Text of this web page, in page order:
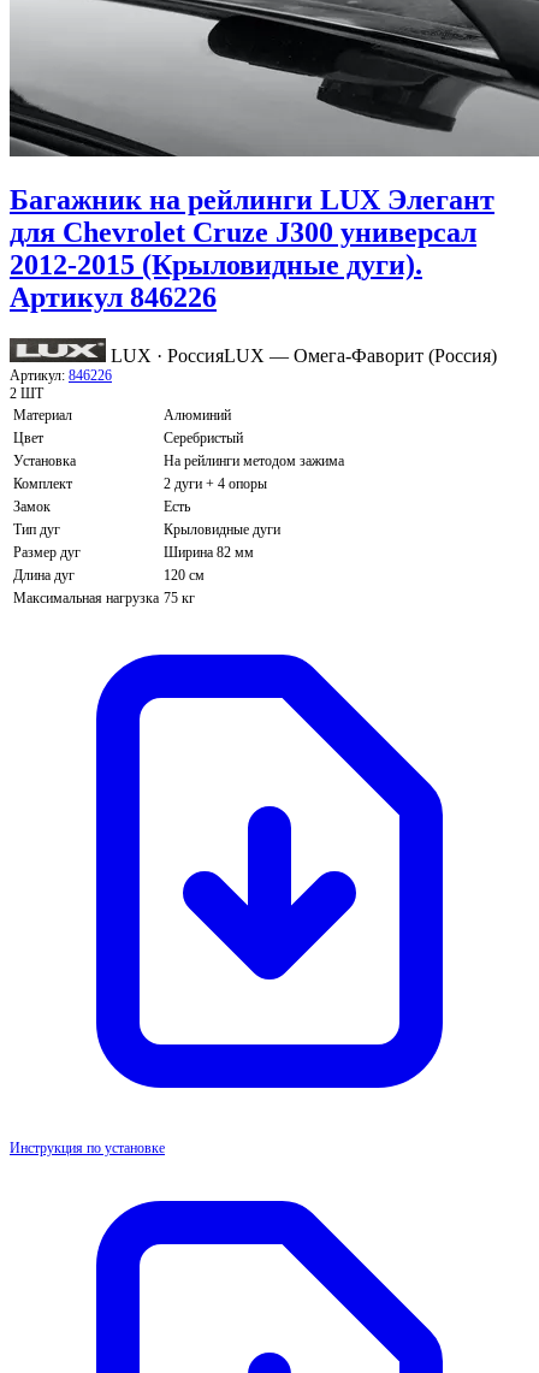
Багажник на рейлинги LUX Элегант
для Chevrolet Cruze J300 универсал
2012-2015 (Крыловидные дуги).
Артикул 846226
LUX · РоссияLUX — Омега-Фаворит (Россия)
Артикул: 846226
2 ШТ
Материал
Алюминий
Цвет
Серебристый
Установка
На рейлинги методом зажима
Комплект
2 дуги + 4 опоры
Замок
Есть
Тип дуг
Крыловидные дуги
Размер дуг
Ширина 82 мм
Длина дуг
120 см
Максимальная нагрузка 75 кг
Инструкция по установке